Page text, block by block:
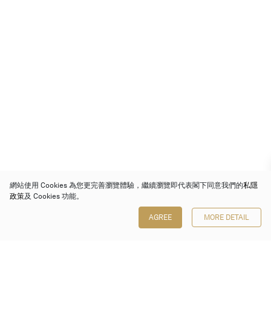
網站使用 Cookies 為您更完善瀏覽體驗，繼續瀏覽即代表閣下同意我們的私隱
政策及 Cookies 功能。
AGREE MORE DETAIL